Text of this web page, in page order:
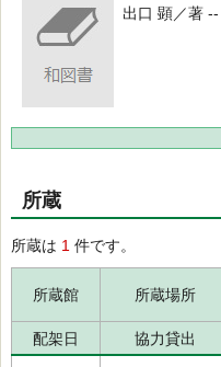
出口 顕／著
所蔵
所蔵は 1 件です。
所蔵館 所蔵場所
配架日 協力貸出